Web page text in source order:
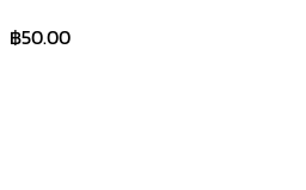
฿50.00